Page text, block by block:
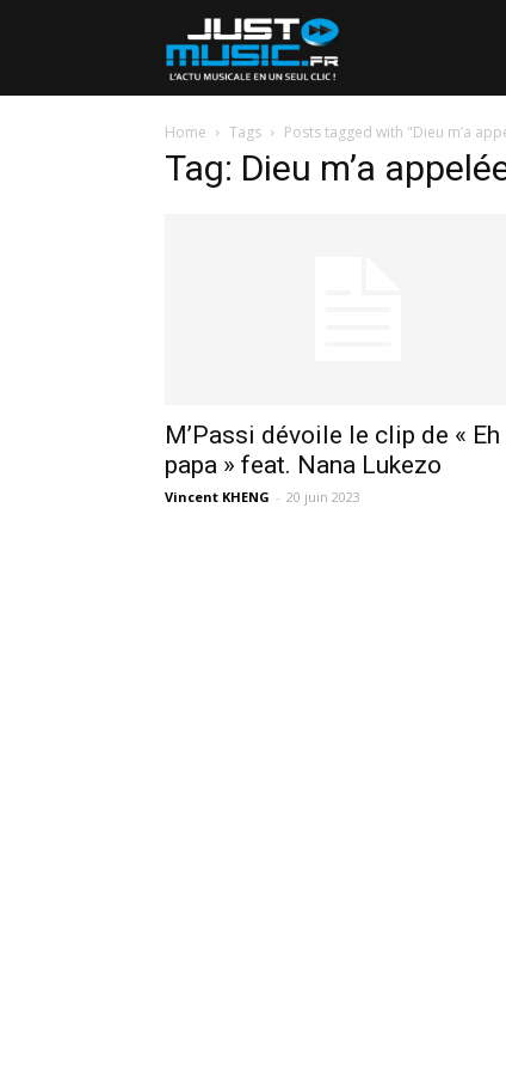
Home Tags Posts tagged with "Dieu m’a
Tag: Dieu m’a
M’Passi dévoile le clip de « Eh
papa » feat. Nana Lukezo
Vincent KHENG - 20 juin 2023